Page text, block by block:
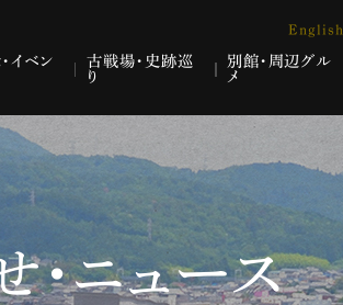
English
イベン 古戦場・史跡巡
り
別館・周辺グル
メ
・ニュース